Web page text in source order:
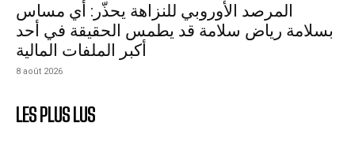
المرصد الأوروبي للنزاهة يحذّر: أي مساس
بسلامة رياض سلامة قد يطمس الحقيقة في أحد
أكبر الملفات المالية
8 août 2026
LES PLUS LUS